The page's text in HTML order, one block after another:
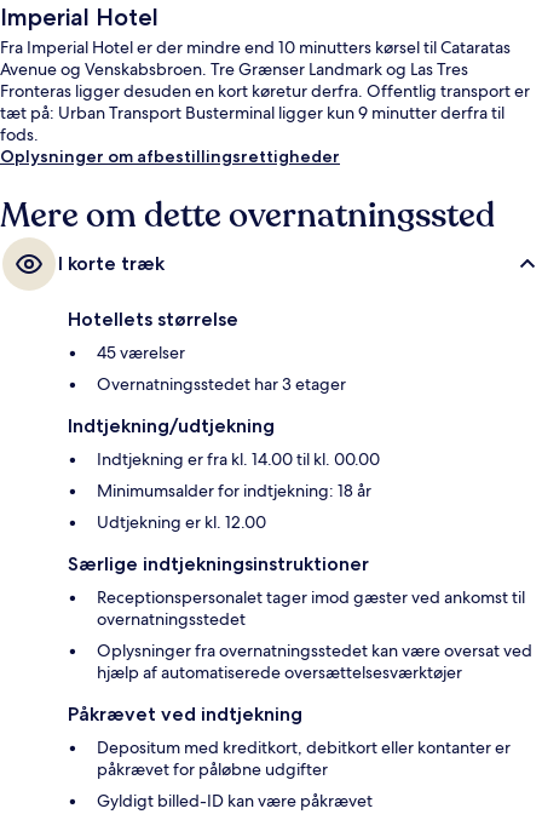
Imperial Hotel
Fra Imperial Hotel er der mindre end 10 minutters kørsel til Cataratas
Avenue og Venskabsbroen. Tre Grænser Landmark og Las Tres
Fronteras ligger desuden en kort køretur derfra. Offentlig transport er
tæt på: Urban Transport Busterminal ligger kun 9 minutter derfra til
fods.
Oplysninger om afbestillingsrettigheder
Mere om dette overnatningssted
I korte træk
Hotellets størrelse
45 værelser
Overnatningsstedet har 3 etager
Indtjekning/udtjekning
Indtjekning er fra kl. 14.00 til kl. 00.00
Minimumsalder for indtjekning: 18 år
Udtjekning er kl. 12.00
Særlige indtjekningsinstruktioner
Receptionspersonalet tager imod gæster ved ankomst til
overnatningsstedet
Oplysninger fra overnatningsstedet kan være oversat ved
hjælp af automatiserede oversættelsesværktøjer
Påkrævet ved indtjekning
Depositum med kreditkort, debitkort eller kontanter er
påkrævet for påløbne udgifter
Gyldigt billed-ID kan være påkrævet